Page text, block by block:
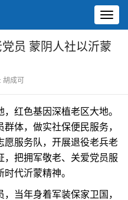
员 蒙阴人社以沂蒙
成可
红色基因深植老区大地。
体，做实社保便民服务，
愿服务队，开展退役老兵老
，把拥军敬老、关爱党员服
代沂蒙精神。
当年身着军装保家卫国，